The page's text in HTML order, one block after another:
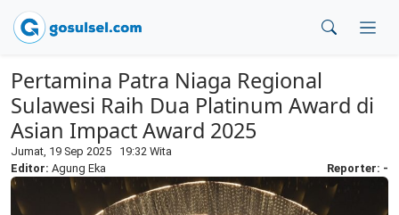
Pertamina Patra Niaga Regional
Sulawesi Raih Dua Platinum Award di
Asian Impact Award 2025
Jumat, 19 Sep 2025 19:32 Wita
Editor: Agung Eka Reporter: -